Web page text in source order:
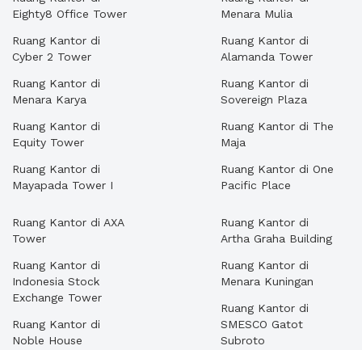
Eighty8 Office Tower
Ruang Kantor di
Cyber 2 Tower
Ruang Kantor di
Menara Karya
Ruang Kantor di
Equity Tower
Ruang Kantor di
Mayapada Tower I
Menara Mulia
Ruang Kantor di
Alamanda Tower
Ruang Kantor di
Sovereign Plaza
Ruang Kantor di The
Maja
Ruang Kantor di One
Pacific Place
Ruang Kantor di AXA
Tower
Ruang Kantor di
Indonesia Stock
Exchange Tower
Ruang Kantor di
Noble House
Ruang Kantor di
Artha Graha Building
Ruang Kantor di
Menara Kuningan
Ruang Kantor di
SMESCO Gatot
Subroto